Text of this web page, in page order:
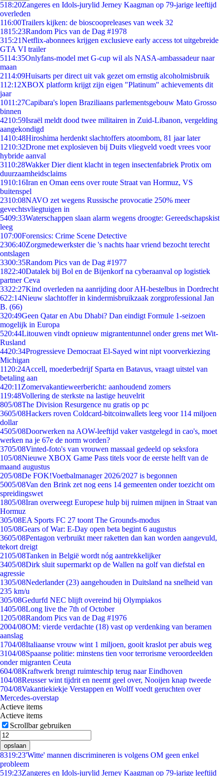
518:20Zangeres en Idols-jurylid Jerney Kaagman op 79-jarige leeftijd
overleden
116:00Trailers kijken: de bioscoopreleases van week 32
1815:23Random Pics van de Dag #1978
315:21Netflix-abonnees krijgen exclusieve early access tot uitgebreide
GTA VI trailer
5114:35Onlyfans-model met G-cup wil als NASA-ambassadeur naar
maan
2114:09Huisarts per direct uit vak gezet om ernstig alcoholmisbruik
112:12XBOX platform krijgt zijn eigen "Platinum" achievements dit
jaar
1011:27Capibara's lopen Braziliaans parlementsgebouw Mato Grosso
binnen
4210:59Israël meldt dood twee militairen in Zuid-Libanon, vergelding
aangekondigd
1410:48Hiroshima herdenkt slachtoffers atoombom, 81 jaar later
1210:32Drone met explosieven bij Duits vliegveld voedt vrees voor
hybride aanval
3110:28Wakker Dier dient klacht in tegen insectenfabriek Protix om
duurzaamheidsclaims
1910:16Iran en Oman eens over route Straat van Hormuz, VS
buitenspel
2310:08NAVO zet wegens Russische provocatie 250% meer
gevechtsvliegtuigen in
5409:33Waterschappen slaan alarm wegens droogte: Gereedschapskist
leeg
107:00Forensics: Crime Scene Detective
2306:40Zorgmedewerkster die 's nachts haar vriend bezocht terecht
ontslagen
3300:35Random Pics van de Dag #1977
1822:40Datalek bij Bol en de Bijenkorf na cyberaanval op logistiek
partner Ceva
3322:27Kind overleden na aanrijding door AH-bestelbus in Dordrecht
622:14Nieuw slachtoffer in kindermisbruikzaak zorgprofessional Jan
B. (66)
320:49Geen Qatar en Abu Dhabi? Dan eindigt Formule 1-seizoen
mogelijk in Europa
520:44Litouwen vindt opnieuw migrantentunnel onder grens met Wit-
Rusland
4420:34Progressieve Democraat El-Sayed wint nipt voorverkiezing
Michigan
11 20:24Accell, moederbedrijf Sparta en Batavus, vraagt uitstel van
betaling aan
420:11 Zomervakantieweerbericht: aanhoudend zomers
119:48Vollering de sterkste na lastige heuvelrit
805/08The Division Resurgence nu gratis op pc
3605/08Hackers roven Coldcard-bitcoinwallets leeg voor 114 miljoen
dollar
4505/08Doorwerken na AOW-leeftijd vaker vastgelegd in cao's, moet
werken na je 67e de norm worden?
3705/08Vinted-foto's van vrouwen massaal gedeeld op seksfora
105/08Nieuwe XBOX Game Pass titels voor de eerste helft van de
maand augustus
205/08De FOK!Voetbalmanager 2026/2027 is begonnen
5005/08Van den Brink zet nog eens 14 gemeenten onder toezicht om
spreidingswet
1805/08Iran overweegt Europese hulp bij ruimen mijnen in Straat van
Hormuz
305/08EA Sports FC 27 toont The Grounds-modus
105/08Gears of War: E-Day open beta begint 6 augustus
3605/08Pentagon verbruikt meer raketten dan kan worden aangevuld,
tekort dreigt
2105/08Tanken in België wordt nóg aantrekkelijker
3405/08Dirk sluit supermarkt op de Wallen na golf van diefstal en
agressie
1305/08Nederlander (23) aangehouden in Duitsland na snelheid van
235 km/u
305/08Gedurfd NEC blijft overeind bij Olympiakos
1405/08Long live the 7th of October
1205/08Random Pics van de Dag #1976
2004/08OM: vierde verdachte (18) vast op verdenking van beramen
aanslag
1704/08Italiaanse vrouw wint 1 miljoen, gooit kraslot per abuis weg
3104/08Spaanse politie: minstens tien voor terrorisme veroordeelden
onder migranten Ceuta
604/08Kraftwerk brengt ruimteschip terug naar Eindhoven
104/08Reusser wint tijdrit en neemt geel over, Nooijen knap tweede
704/08Vakantiekiekje Verstappen en Wolff voedt geruchten over
Mercedes-overstap
Actieve items
Actieve items
Scrollbar gebruiken
opslaan
8319:23'Witte' mannen discrimineren is volgens OM geen enkel
probleem
519:23Zangeres en Idols-jurylid Jerney Kaagman op 79-jarige leeftijd